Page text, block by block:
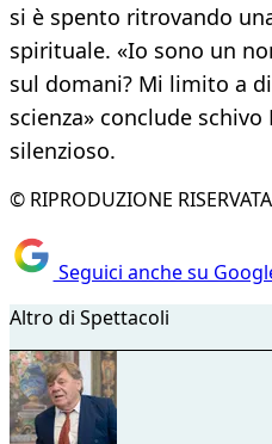
si è spento ritrovando
spirituale. «Io sono un
sul domani? Mi limito a
scienza» conclude
silenzioso.
© RIPRODUZIONE RISERVATA
Seguici anche su
Altro di Spettacoli